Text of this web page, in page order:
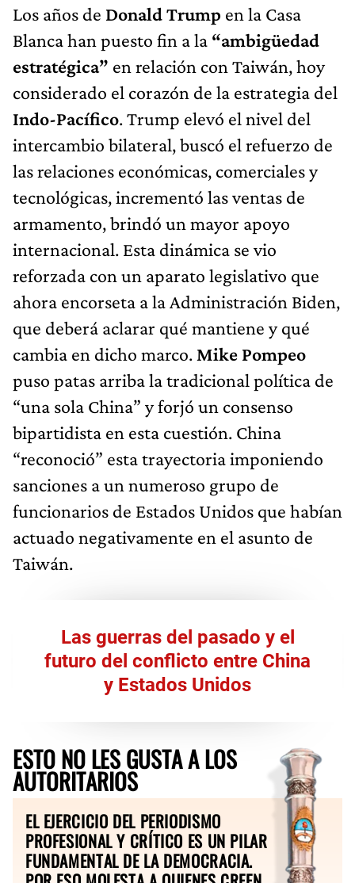
Los años de Donald Trump en la Casa
Blanca han puesto fin a la “ambigüedad
estratégica” en relación con Taiwán, hoy
considerado el corazón de la estrategia del
Indo-Pacífico. Trump elevó el nivel del
intercambio bilateral, buscó el refuerzo de
las relaciones económicas, comerciales y
tecnológicas, incrementó las ventas de
armamento, brindó un mayor apoyo
internacional. Esta dinámica se vio
reforzada con un aparato legislativo que
ahora encorseta a la Administración Biden,
que deberá aclarar qué mantiene y qué
cambia en dicho marco. Mike Pompeo
puso patas arriba la tradicional política de
“una sola China” y forjó un consenso
bipartidista en esta cuestión. China
“reconoció” esta trayectoria imponiendo
sanciones a un numeroso grupo de
funcionarios de Estados Unidos que habían
actuado negativamente en el asunto de
Taiwán.
Las guerras del pasado y el
futuro del conflicto entre China
y Estados Unidos
ESTO NO LES GUSTA A LOS
AUTORITARIOS
EL EJERCICIO DEL PERIODISMO
PROFESIONAL Y CRÍTICO ES UN PILAR
FUNDAMENTAL DE LA DEMOCRACIA.